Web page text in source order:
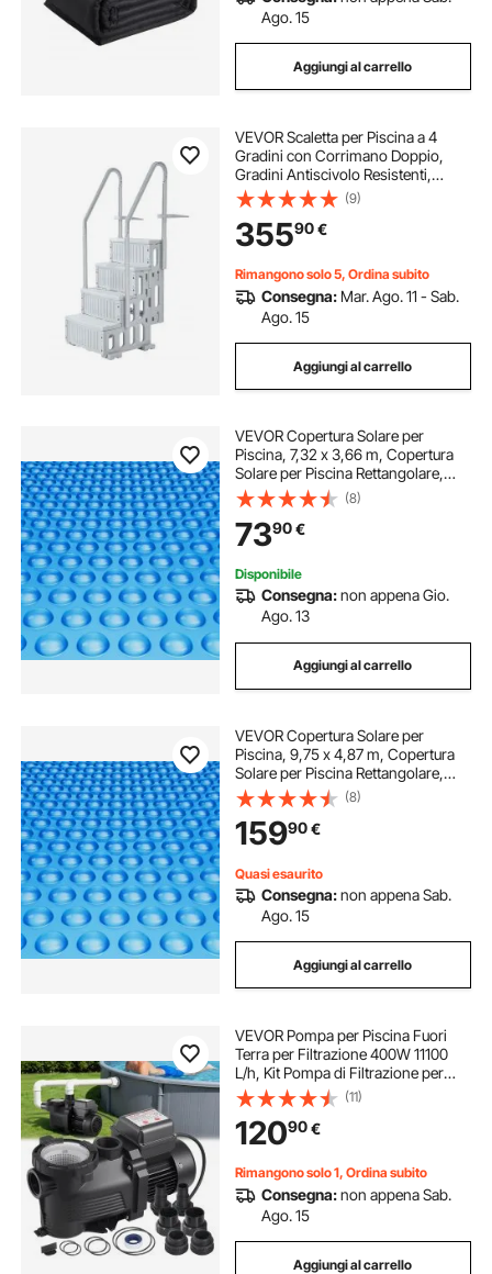
Ago. 15
Aggiungi al carrello
VEVOR Scaletta per Piscina a 4
Gradini con Corrimano Doppio,
Gradini Antiscivolo Resistenti,
Scaletta Sicurezza per Piscina,
Carico Massimo 181,4 kg Piscine
Interrate Fuori Terra 122-137 cm
Grigio
(9)
35590€
Rimangono solo 5, Ordina subito
Consegna: Mar. Ago. 11 - Sab.
Ago. 15
Aggiungi al carrello
VEVOR Copertura Solare per
Piscina, 7,32 x 3,66 m, Copertura
Solare per Piscina Rettangolare,
Spessore 0,3 mm, Protezione per
Piscina per Piscina Interrata Fuori
Terra, per Riscaldamento Acqua,
Blu
(8)
7390€
Disponibile
Consegna:non appena Gio.
Ago. 13
Aggiungi al carrello
VEVOR Copertura Solare per
Piscina, 9,75 x 4,87 m, Copertura
Solare per Piscina Rettangolare,
Spessore 0,4 mm, Protezione per
Piscina per Piscina Interrata Fuori
Terra, per Riscaldamento Acqua,
Blu
(8)
15990€
Quasi esaurito
Consegna:non appena Sab.
Ago. 15
Aggiungi al carrello
VEVOR Pompa per Piscina Fuori
Terra per Filtrazione 400W 11100
L/h, Kit Pompa di Filtrazione per
Piscine Fuori Terra Velocità Singola
con Cestello Filtrante 3450 giri/min
Prevalenza max. 10 m
(11)
12090€
Rimangono solo 1, Ordina subito
Consegna:non appena Sab.
Ago. 15
Aggiungi al carrello